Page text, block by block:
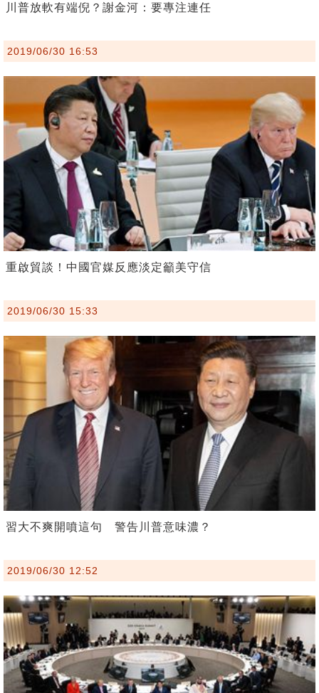
川普放軟有端倪？謝金河：要專注連任
2019/06/30 16:53
重啟貿談！中國官媒反應淡定籲美守信
2019/06/30 15:33
習大不爽開噴這句 警告川普意味濃？
2019/06/30 12:52